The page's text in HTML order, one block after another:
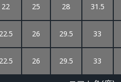
22 25 28 31.5
22.5 26 29.5 33
22.5 26 29.5 33